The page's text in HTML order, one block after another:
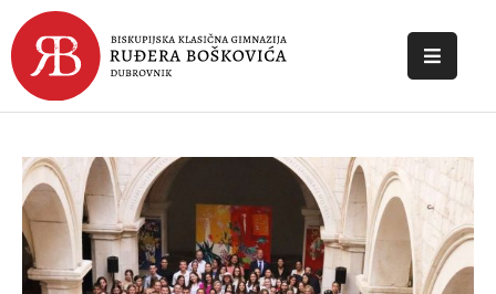
POČETNA
ŠKOLI
DOKUMENTI
NOVOSTI